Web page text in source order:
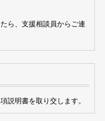
ら、支援相談員からご連
説明書を取り交します。